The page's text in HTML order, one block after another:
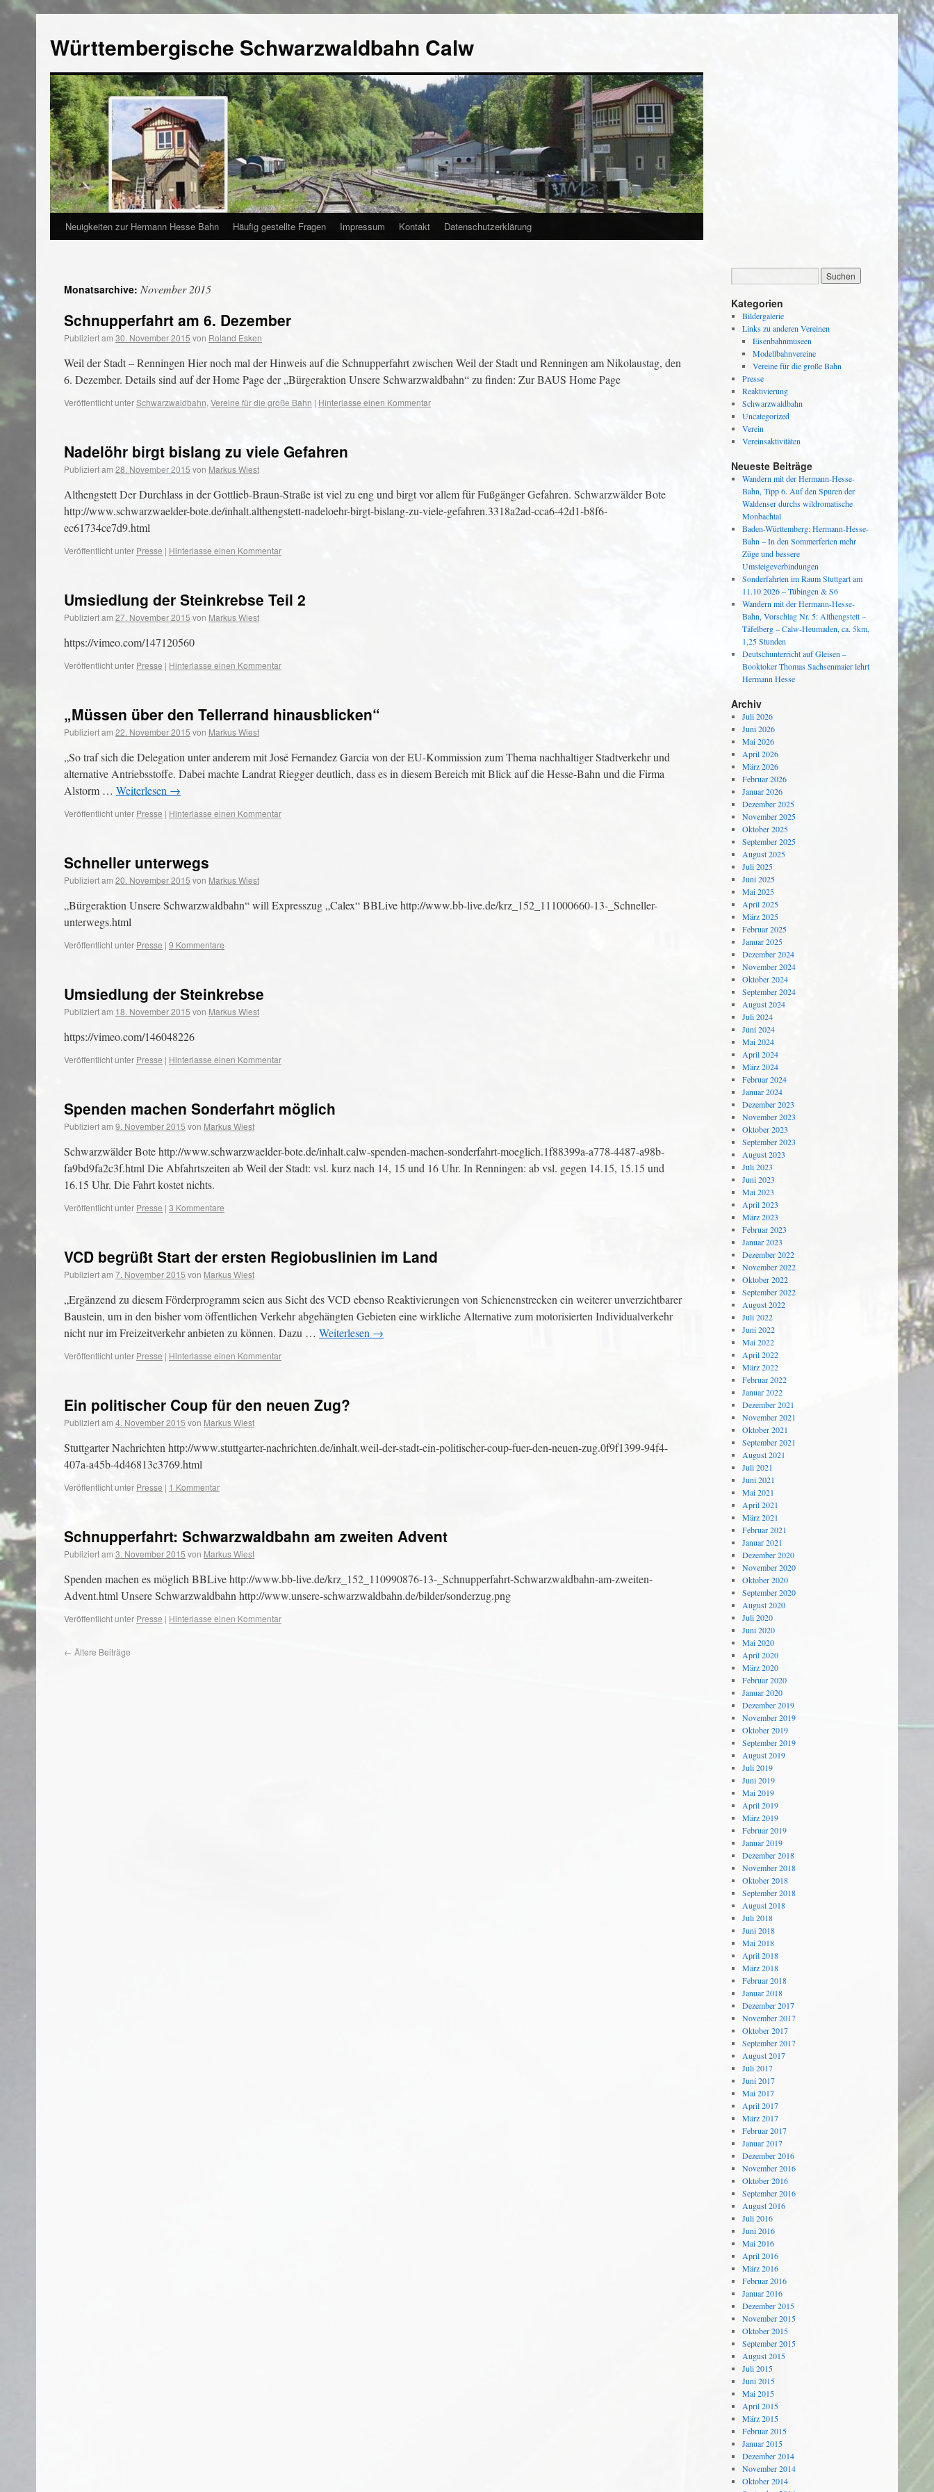
Württembergische Schwarzwaldbahn Calw
Neuigkeiten zur Hermann Hesse Bahn Häufig gestellte Fragen Impressum Kontakt Datenschutzerklärung
Monatsarchive: November 2015
Schnupperfahrt am 6. Dezember
Publiziert am 30. November 2015 von Roland Esken
Weil der Stadt – Renningen Hier noch mal der Hinweis auf die Schnupperfahrt zwischen Weil der Stadt und Renningen am Nikolaustag, den
6. Dezember. Details sind auf der Home Page der „Bürgeraktion Unsere Schwarzwaldbahn“ zu finden: Zur BAUS Home Page
Veröffentlicht unterSchwarzwaldbahn, Vereine für die große Bahn | Hinterlasse einen Kommentar
Nadelöhr birgt bislang zu viele Gefahren
Publiziert am 28. November 2015 von Markus Wiest
Althengstett Der Durchlass in der Gottlieb-Braun-Straße ist viel zu eng und birgt vor allem für Fußgänger Gefahren. Schwarzwälder Bote
http://www.schwarzwaelder-bote.de/inhalt.althengstett-nadeloehr-birgt-bislang-zu-viele-gefahren.3318a2ad-cca6-42d1-b8f6-
ec61734ce7d9.html
Veröffentlicht unter Presse | Hinterlasse einen Kommentar
Umsiedlung der Steinkrebse Teil 2
Publiziert am 27. November 2015 von Markus Wiest
https://vimeo.com/147120560
Veröffentlicht unter Presse | Hinterlasse einen Kommentar
„Müssen über den Tellerrand hinausblicken“
Publiziert am 22. November 2015 von Markus Wiest
„So traf sich die Delegation unter anderem mit José Fernandez Garcia von der EU-Kommission zum Thema nachhaltiger Stadtverkehr und
alternative Antriebsstoffe. Dabei machte Landrat Riegger deutlich, dass es in diesem Bereich mit Blick auf die Hesse-Bahn und die Firma
Alstorm … Weiterlesen →
Veröffentlicht unter Presse | Hinterlasse einen Kommentar
Schneller unterwegs
Publiziert am 20. November 2015 von Markus Wiest
„Bürgeraktion Unsere Schwarzwaldbahn“ will Expresszug „Calex“ BBLive http://www.bb-live.de/krz_152_111000660-13-_Schneller-
unterwegs.html
Veröffentlicht unter Presse | 9 Kommentare
Umsiedlung der Steinkrebse
Publiziert am 18. November 2015 von Markus Wiest
https://vimeo.com/146048226
Veröffentlicht unter Presse | Hinterlasse einen Kommentar
Spenden machen Sonderfahrt möglich
Publiziert am 9. November 2015 von Markus Wiest
Schwarzwälder Bote http://www.schwarzwaelder-bote.de/inhalt.calw-spenden-machen-sonderfahrt-moeglich.1f88399a-a778-4487-a98b-
fa9bd9fa2c3f.html Die Abfahrtszeiten ab Weil der Stadt: vsl. kurz nach 14, 15 und 16 Uhr. In Renningen: ab vsl. gegen 14.15, 15.15 und
16.15 Uhr. Die Fahrt kostet nichts.
Veröffentlicht unter Presse | 3 Kommentare
VCD begrüßt Start der ersten Regiobuslinien im Land
Publiziert am 7. November 2015 von Markus Wiest
„Ergänzend zu diesem Förderprogramm seien aus Sicht des VCD ebenso Re­akti­vierun­gen von Schienenstrecken ein weiterer un­ver­zichtbarer
Baustein, um in den bisher vom öffentlichen Ver­kehr abgehängten Gebieten eine wirkliche Alternative zum motorisierten Individualverkehr
nicht nur im Freizeitverkehr anbieten zu kön­nen. Dazu … Weiterlesen →
Veröffentlicht unter Presse | Hinterlasse einen Kommentar
Ein politischer Coup für den neuen Zug?
Publiziert am 4. November 2015 von Markus Wiest
Stuttgarter Nachrichten http://www.stuttgarter-nachrichten.de/inhalt.weil-der-stadt-ein-politischer-coup-fuer-den-neuen-zug.0f9f1399-94f4-
407a-a45b-4d46813c3769.html
Veröffentlicht unter Presse | 1 Kommentar
Schnupperfahrt: Schwarzwaldbahn am zweiten Advent
Publiziert am 3. November 2015 von Markus Wiest
Spenden machen es möglich BBLive http://www.bb-live.de/krz_152_110990876-13-_Schnupperfahrt-Schwarzwaldbahn-am-zweiten-
Advent.html Unsere Schwarzwaldbahn http://www.unsere-schwarzwaldbahn.de/bilder/sonderzug.png
Veröffentlicht unter Presse | Hinterlasse einen Kommentar
← Ältere Beiträge
Kategorien
Bildergalerie
Links zu anderen Vereinen
Eisenbahnmuseen
Modellbahnvereine
Vereine für die große Bahn
Presse
Reaktivierung
Schwarzwaldbahn
Uncategorized
Verein
Vereinsaktivitäten
Neueste Beiträge
Wandern mit der Hermann-Hesse-
Bahn, Tipp 6. Auf den Spuren der
Waldenser durchs wildromatische
Monbachtal
Baden-Württemberg: Hermann-Hesse-
Bahn – In den Sommerferien mehr
Züge und bessere
Umsteigeverbindungen
Sonderfahrten im Raum Stuttgart am
11.10.2026 – Tübingen & S6
Wandern mit der Hermann-Hesse-
Bahn, Vorschlag Nr. 5: Althengstett –
Täfelberg – Calw-Heumaden, ca. 5km,
1,25 Stunden
Deutschunterricht auf Gleisen –
Booktoker Thomas Sachsenmaier lehrt
Hermann Hesse
Archiv
Juli 2026
Juni 2026
Mai 2026
April 2026
März 2026
Februar 2026
Januar 2026
Dezember 2025
November 2025
Oktober 2025
September 2025
August 2025
Juli 2025
Juni 2025
Mai 2025
April 2025
März 2025
Februar 2025
Januar 2025
Dezember 2024
November 2024
Oktober 2024
September 2024
August 2024
Juli 2024
Juni 2024
Mai 2024
April 2024
März 2024
Februar 2024
Januar 2024
Dezember 2023
November 2023
Oktober 2023
September 2023
August 2023
Juli 2023
Juni 2023
Mai 2023
April 2023
März 2023
Februar 2023
Januar 2023
Dezember 2022
November 2022
Oktober 2022
September 2022
August 2022
Juli 2022
Juni 2022
Mai 2022
April 2022
März 2022
Februar 2022
Januar 2022
Dezember 2021
November 2021
Oktober 2021
September 2021
August 2021
Juli 2021
Juni 2021
Mai 2021
April 2021
März 2021
Februar 2021
Januar 2021
Dezember 2020
November 2020
Oktober 2020
September 2020
August 2020
Juli 2020
Juni 2020
Mai 2020
April 2020
März 2020
Februar 2020
Januar 2020
Dezember 2019
November 2019
Oktober 2019
September 2019
August 2019
Juli 2019
Juni 2019
Mai 2019
April 2019
März 2019
Februar 2019
Januar 2019
Dezember 2018
November 2018
Oktober 2018
September 2018
August 2018
Juli 2018
Juni 2018
Mai 2018
April 2018
März 2018
Februar 2018
Januar 2018
Dezember 2017
November 2017
Oktober 2017
September 2017
August 2017
Juli 2017
Juni 2017
Mai 2017
April 2017
März 2017
Februar 2017
Januar 2017
Dezember 2016
November 2016
Oktober 2016
September 2016
August 2016
Juli 2016
Juni 2016
Mai 2016
April 2016
März 2016
Februar 2016
Januar 2016
Dezember 2015
November 2015
Oktober 2015
September 2015
August 2015
Juli 2015
Juni 2015
Mai 2015
April 2015
März 2015
Februar 2015
Januar 2015
Dezember 2014
November 2014
Oktober 2014